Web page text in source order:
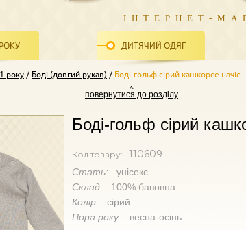
ІНТЕРНЕТ-
ДИТЯЧИЙ ОДЯГ
року Боді (довгий рукав) Боді-гольф сірий кашкорсе начіс
повернутися до розділу
Боді-гольф сірий
Код товару: 110609
Стать: унісекс
Склад: 100% бавовна
Колір: сірий
Пора року: весна-осінь